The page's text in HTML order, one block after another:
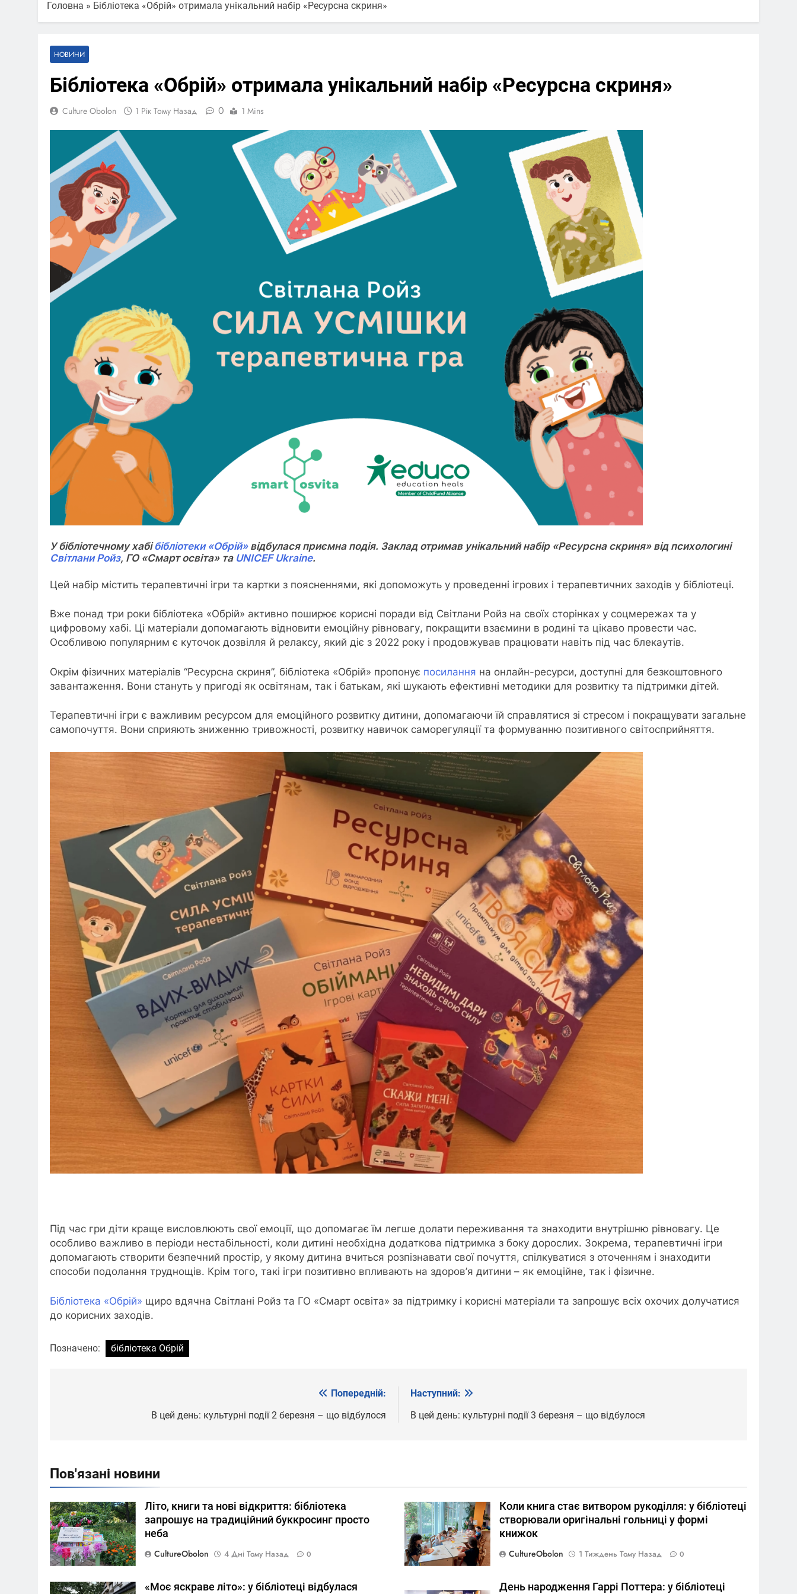
Головна » Бібліотека «Обрій» отримала унікальний набір «Ресурсна скриня»
НОВИНИ
Бібліотека «Обрій» отримала унікальний набір «Ресурсна скриня»
Culture Obolon 1 Рік Тому Назад 0 1 Mins
У бібліотечному хабібібліотеки «Обрій»відбулася приємна подія. Заклад отримав унікальний набір «Ресурсна скриня» від психологині
Світлани Ройз, ГО «Смарт освіта» та UNICEF Ukraine.
Цей набір містить терапевтичні ігри та картки з поясненнями, які допоможуть у проведенні ігрових і терапевтичних заходів у бібліотеці.
Вже понад три роки бібліотека «Обрій» активно поширює корисні поради від Світлани Ройз на своїх сторінках у соцмережах та у
цифровому хабі. Ці матеріали допомагають відновити емоційну рівновагу, покращити взаємини в родині та цікаво провести час.
Особливою популярним є куточок дозвілля й релаксу, який діє з 2022 року і продовжував працювати навіть під час блекаутів.
Окрім фізичних матеріалів “Ресурсна скриня”, бібліотека «Обрій» пропонує посилання на онлайн-ресурси, доступні для безкоштовного
завантаження. Вони стануть у пригоді як освітянам, так і батькам, які шукають ефективні методики для розвитку та підтримки дітей.
Терапевтичні ігри є важливим ресурсом для емоційного розвитку дитини, допомагаючи їй справлятися зі стресом і покращувати загальне
самопочуття. Вони сприяють зниженню тривожності, розвитку навичок саморегуляції та формуванню позитивного світосприйняття.
Під час гри діти краще висловлюють свої емоції, що допомагає їм легше долати переживання та знаходити внутрішню рівновагу. Це
особливо важливо в періоди нестабільності, коли дитині необхідна додаткова підтримка з боку дорослих. Зокрема, терапевтичні ігри
допомагають створити безпечний простір, у якому дитина вчиться розпізнавати свої почуття, спілкуватися з оточенням і знаходити
способи подолання труднощів. Крім того, такі ігри позитивно впливають на здоров’я дитини – як емоційне, так і фізичне.
Бібліотека «Обрій» щиро вдячна Світлані Ройз та ГО «Смарт освіта» за підтримку і корисні матеріали та запрошує всіх охочих долучатися
до корисних заходів.
Позначено: бібліотека Обрій
Попередній:
В цей день: культурні події 2 березня – що відбулося
Наступний:
В цей день: культурні події 3 березня – що відбулося
Пов'язані новини
Літо, книги та нові відкриття: бібліотека
запрошує на традиційний буккросинг просто
неба
CultureObolon
4 Дні Тому Назад 0
Коли книга стає витвором рукоділля: у бібліотеці
створювали оригінальні гольниці у формі
книжок
CultureObolon
1 Тиждень Тому Назад 0
«Моє яскраве літо»: у бібліотеці відбулася День народження Гаррі Поттера: у бібліотеці